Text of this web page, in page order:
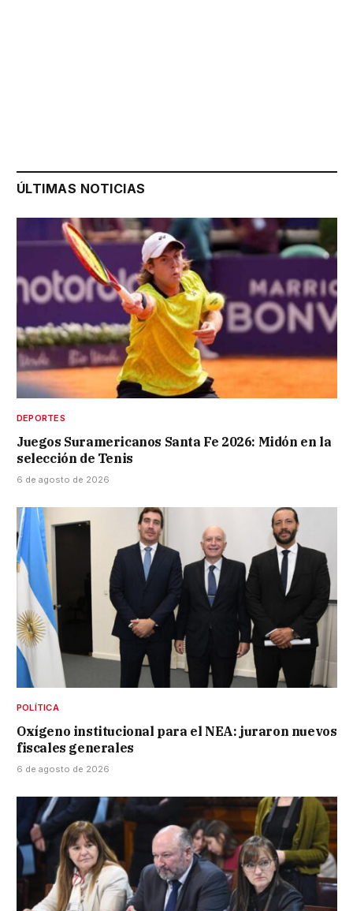
ÚLTIMAS NOTICIAS
DEPORTES
Juegos Suramericanos Santa Fe 2026: Midón en la
selección de Tenis
6 de agosto de 2026
POLÍTICA
Oxígeno institucional para el NEA: juraron nuevos
fiscales generales
6 de agosto de 2026